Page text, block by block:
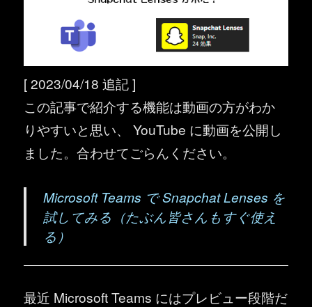
[ 2023/04/18 追記 ]
この記事で紹介する機能は動画の方がわか
りやすいと思い、 YouTube に動画を公開し
ました。合わせてごらんください。
Microsoft Teams で Snapchat Lenses を
試してみる（たぶん皆さんもすぐ使え
る）
最近 Microsoft Teams にはプレビュー段階だ